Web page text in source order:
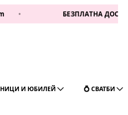
БЕЗПЛАТНА ДОСТАВКА ЗА
И ЮБИЛЕЙ 💍 СВАТБИ